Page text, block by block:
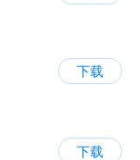
下载
下载